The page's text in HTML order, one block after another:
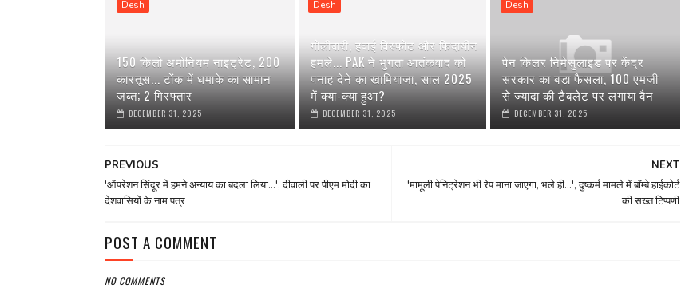
Desh
150 किलो अमोनियम नाइट्रेट, 200
कारतूस... टोंक में धमाके का सामान
जब्त; 2 गिरफ्तार
DECEMBER 31, 2025
Desh
गोलीबारी, हवाई विस्फोट और फिदायीन
हमले... PAK ने भुगता आतंकवाद को
पनाह देने का खामियाजा, साल 2025
में क्या-क्या हुआ?
DECEMBER 31, 2025
Desh
पेन किलर निमेसुलाइड पर केंद्र
सरकार का बड़ा फैसला, 100 एमजी
से ज्यादा की टैबलेट पर लगाया बैन
DECEMBER 31, 2025
NEXT
'मामूली पेनिट्रेशन भी रेप माना जाएगा, भले ही...', दुष्कर्म मामले में बॉम्बे हाईकोर्ट
की सख्त टिप्पणी
PREVIOUS
'ऑपरेशन सिंदूर में हमने अन्याय का बदला लिया...', दीवाली पर पीएम मोदी का
देशवासियों के नाम पत्र
POST A COMMENT
NO COMMENTS